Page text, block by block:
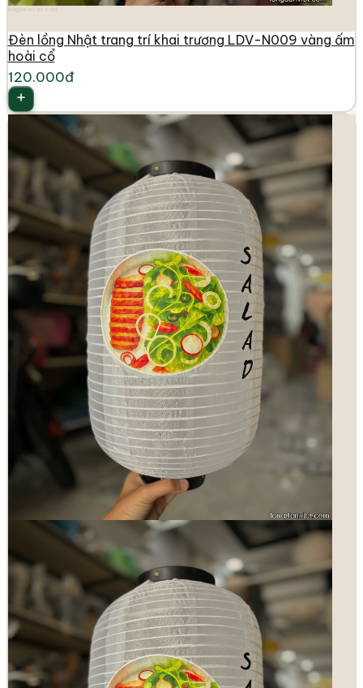
Đèn lồng Nhật trang trí khai trương LDV-N009 vàng ấm
hoài cổ
120.000đ